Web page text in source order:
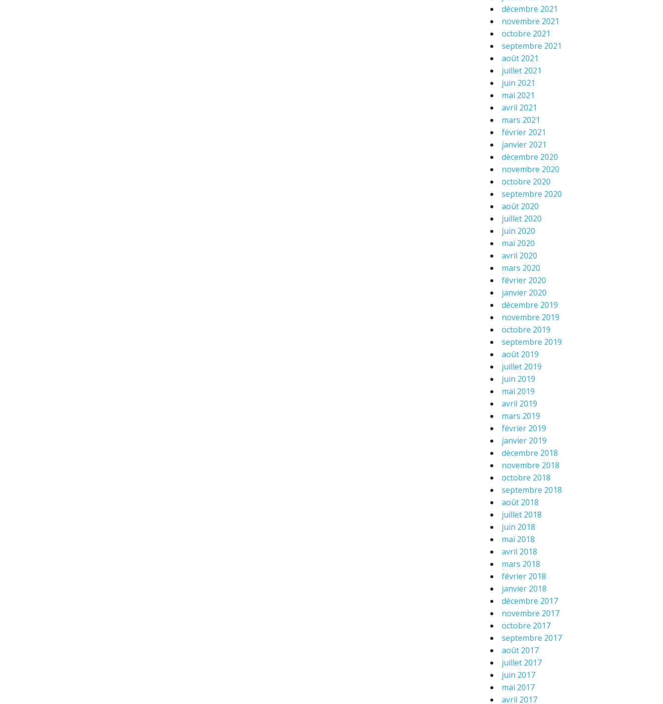
décembre 2021
novembre 2021
octobre 2021
septembre 2021
août 2021
juillet 2021
juin 2021
mai 2021
avril 2021
mars 2021
février 2021
janvier 2021
décembre 2020
novembre 2020
octobre 2020
septembre 2020
août 2020
juillet 2020
juin 2020
mai 2020
avril 2020
mars 2020
février 2020
janvier 2020
décembre 2019
novembre 2019
octobre 2019
septembre 2019
août 2019
juillet 2019
juin 2019
mai 2019
avril 2019
mars 2019
février 2019
janvier 2019
décembre 2018
novembre 2018
octobre 2018
septembre 2018
août 2018
juillet 2018
juin 2018
mai 2018
avril 2018
mars 2018
février 2018
janvier 2018
décembre 2017
novembre 2017
octobre 2017
septembre 2017
août 2017
juillet 2017
juin 2017
mai 2017
avril 2017